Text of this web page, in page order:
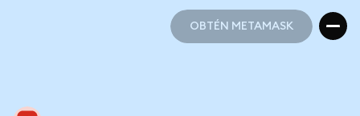
OBTÉN METAMASK